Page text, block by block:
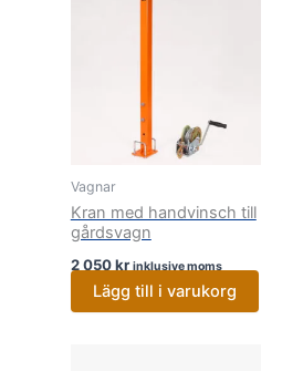
Vagnar
Kran med handvinsch till
gårdsvagn
2 050kr inklusive moms
Lägg till i varukorg